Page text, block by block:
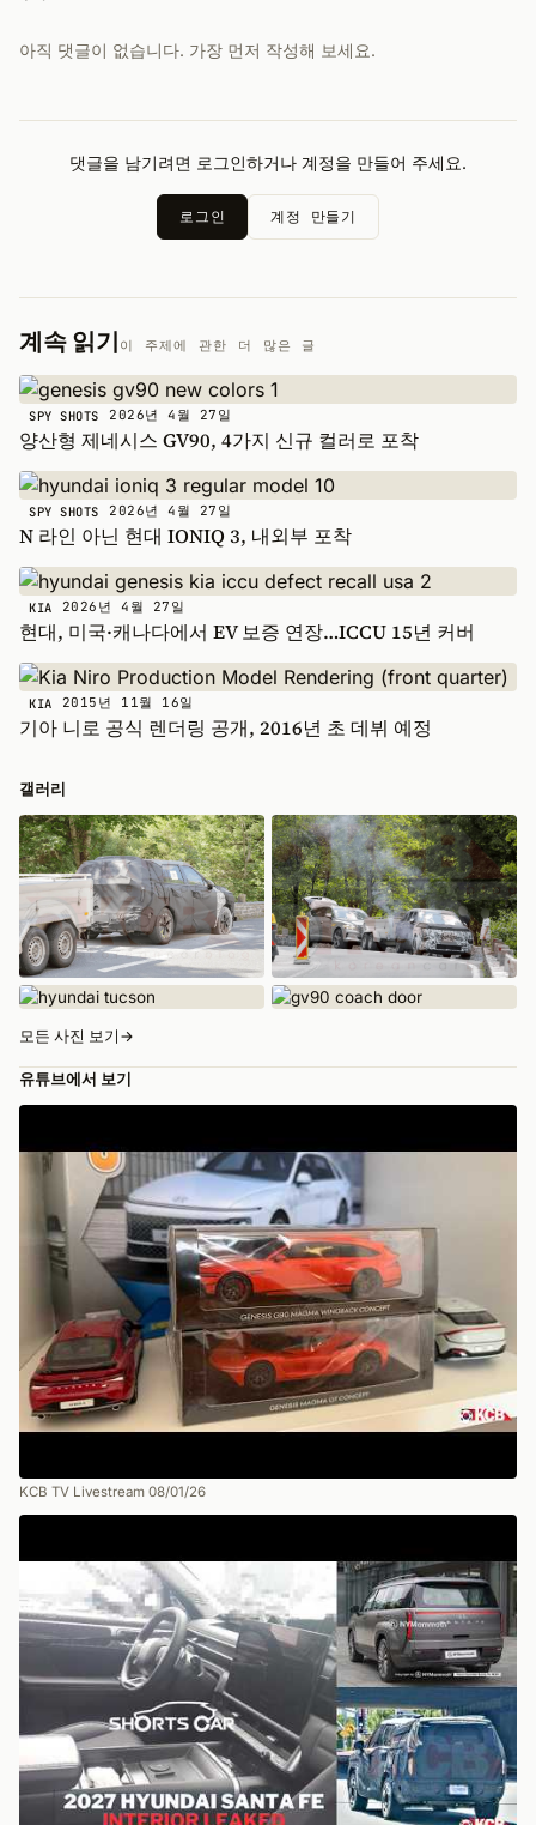
아직 댓글이 없습니다. 가장 먼저 작성해 보세요.
댓글을 남기려면 로그인하거나 계정을 만들어 주세요.
로그인 계정 만들기
계속 읽기 이 주제에 관한 더 많은 글
SPY SHOTS 2026년 4월 27일
양산형 제네시스 GV90, 4가지 신규 컬러로 포착
SPY SHOTS 2026년 4월 27일
N 라인 아닌 현대 IONIQ 3, 내외부 포착
KIA 2026년 4월 27일
현대, 미국·캐나다에서 EV 보증 연장…ICCU 15년 커버
KIA 2015년 11월 16일
기아 니로 공식 렌더링 공개, 2016년 초 데뷔 예정
갤러리
모든 사진 보기 →
유튜브에서 보기
KCB TV Livestream 08/01/26